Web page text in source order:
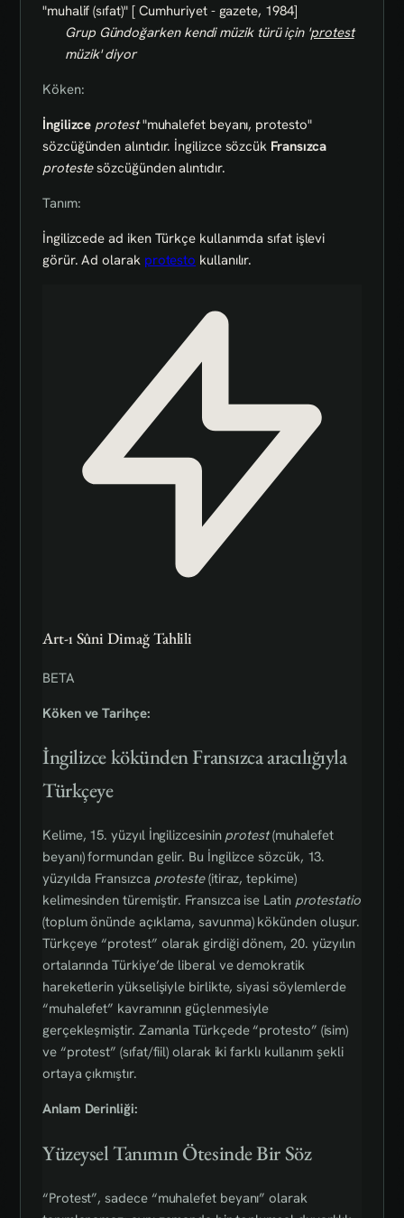
"muhalif (sıfat)" [ Cumhuriyet - gazete, 1984]
Grup Gündoğarken kendi müzik türü için 'protest
müzik' diyor
Köken:
İngilizce protest"muhalefet beyanı, protesto"
sözcüğünden alıntıdır. İngilizce sözcük Fransızca
protestesözcüğünden alıntıdır.
Tanım:
İngilizcede ad iken Türkçe kullanımda sıfat işlevi
görür. Ad olarak protesto kullanılır.
Art-ı Sûni Dimağ Tahlili
BETA
Köken ve Tarihçe:
İngilizce kökünden Fransızca aracılığıyla
Türkçeye
Kelime, 15. yüzyıl İngilizcesinin protest(muhalefet
beyanı) formundan gelir. Bu İngilizce sözcük, 13.
yüzyılda Fransızca proteste(itiraz, tepkime)
kelimesinden türemiştir. Fransızca ise Latin protestatio
(toplum önünde açıklama, savunma) kökünden oluşur.
Türkçeye “protest” olarak girdiği dönem, 20. yüzyılın
ortalarında Türkiye’de liberal ve demokratik
hareketlerin yükselişiyle birlikte, siyasi söylemlerde
“muhalefet” kavramının güçlenmesiyle
gerçekleşmiştir. Zamanla Türkçede “protesto” (isim)
ve “protest” (sıfat/fiil) olarak iki farklı kullanım şekli
ortaya çıkmıştır.
Anlam Derinliği:
Yüzeysel Tanımın Ötesinde Bir Söz
“Protest”, sadece “muhalefet beyanı” olarak